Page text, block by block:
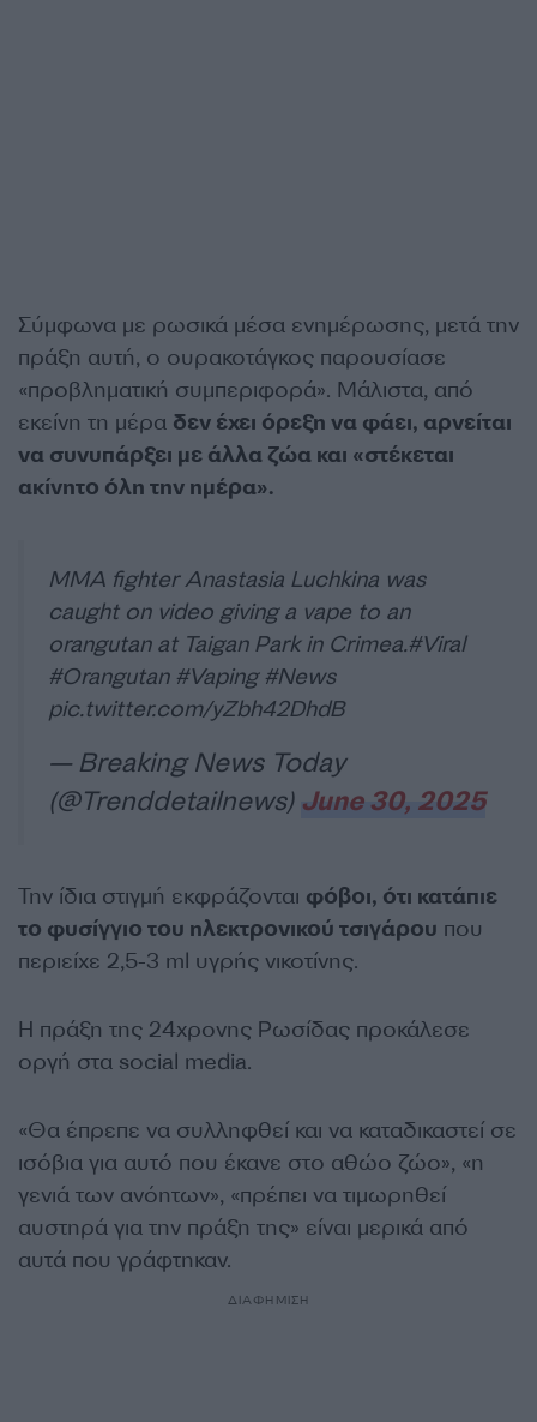
Σύμφωνα με ρωσικά μέσα ενημέρωσης, μετά την
πράξη αυτή, ο ουρακοτάγκος παρουσίασε
«προβληματική συμπεριφορά». Μάλιστα, από
εκείνη τη μέρα δεν έχει όρεξη να φάει, αρνείται
να συνυπάρξει με άλλα ζώα και «στέκεται
ακίνητο όλη την ημέρα».
MMA fighter Anastasia Luchkina was
caught on video giving a vape to an
orangutan at Taigan Park in Crimea.#Viral
#Orangutan #Vaping #News
pic.twitter.com/yZbh42DhdB
— Breaking News Today
(@Trenddetailnews) June 30, 2025
Την ίδια στιγμή εκφράζονται φόβοι, ότι κατάπιε
το φυσίγγιο του ηλεκτρονικού τσιγάρου που
περιείχε 2,5-3 ml υγρής νικοτίνης.
Η πράξη της 24χρονης Ρωσίδας προκάλεσε
οργή στα social media.
«Θα έπρεπε να συλληφθεί και να καταδικαστεί σε
ισόβια για αυτό που έκανε στο αθώο ζώο», «η
γενιά των ανόητων», «πρέπει να τιμωρηθεί
αυστηρά για την πράξη της» είναι μερικά από
αυτά που γράφτηκαν.
ΔΙΑΦΗΜΙΣΗ